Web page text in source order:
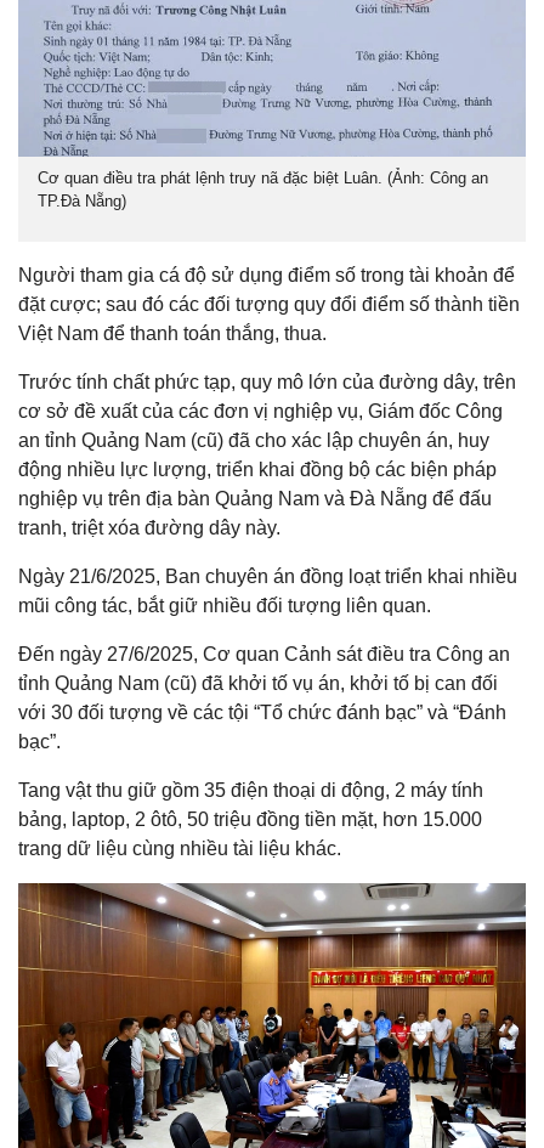
Cơ quan điều tra phát lệnh truy nã đặc biệt Luân. (Ảnh: Công an
TP.Đà Nẵng)
Người tham gia cá độ sử dụng điểm số trong tài khoản để
đặt cược; sau đó các đối tượng quy đổi điểm số thành tiền
Việt Nam để thanh toán thắng, thua.
Trước tính chất phức tạp, quy mô lớn của đường dây, trên
cơ sở đề xuất của các đơn vị nghiệp vụ, Giám đốc Công
an tỉnh Quảng Nam (cũ) đã cho xác lập chuyên án, huy
động nhiều lực lượng, triển khai đồng bộ các biện pháp
nghiệp vụ trên địa bàn Quảng Nam và Đà Nẵng để đấu
tranh, triệt xóa đường dây này.
Ngày 21/6/2025, Ban chuyên án đồng loạt triển khai nhiều
mũi công tác, bắt giữ nhiều đối tượng liên quan.
Đến ngày 27/6/2025, Cơ quan Cảnh sát điều tra Công an
tỉnh Quảng Nam (cũ) đã khởi tố vụ án, khởi tố bị can đối
với 30 đối tượng về các tội “Tổ chức đánh bạc” và “Đánh
bạc”.
Tang vật thu giữ gồm 35 điện thoại di động, 2 máy tính
bảng, laptop, 2 ôtô, 50 triệu đồng tiền mặt, hơn 15.000
trang dữ liệu cùng nhiều tài liệu khác.